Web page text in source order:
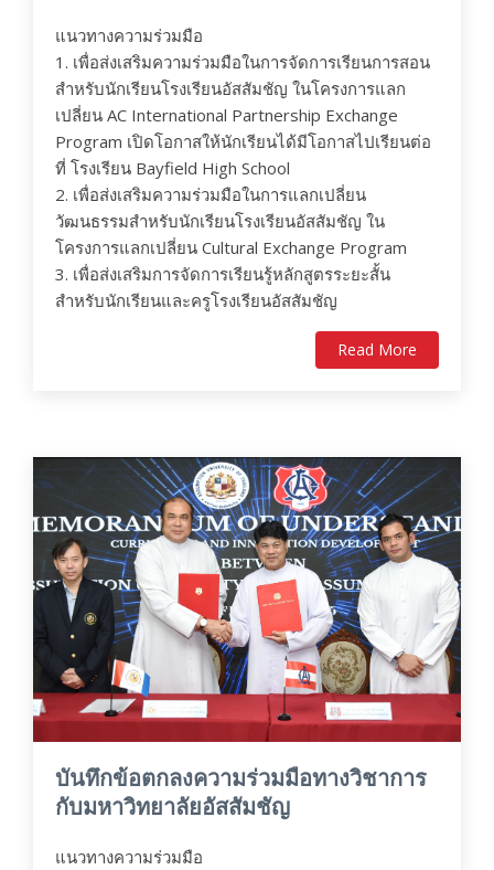
แนวทางความร่วมมือ
1. เพื่อส่งเสริมความร่วมมือในการจัดการเรียนการสอน
สำหรับนักเรียนโรงเรียนอัสสัมชัญ ในโครงการแลก
เปลี่ยน AC International Partnership Exchange
Program เปิดโอกาสให้นักเรียนได้มีโอกาสไปเรียนต่อ
ที่ โรงเรียน Bayfield High School
2. เพื่อส่งเสริมความร่วมมือในการแลกเปลี่ยน
วัฒนธรรมสำหรับนักเรียนโรงเรียนอัสสัมชัญ ใน
โครงการแลกเปลี่ยน Cultural Exchange Program
3. เพื่อส่งเสริมการจัดการเรียนรู้หลักสูตรระยะสั้น
สำหรับนักเรียนและครูโรงเรียนอัสสัมชัญ
Read More
บันทึกข้อตกลงความร่วมมือทางวิชาการ
กับมหาวิทยาลัยอัสสัมชัญ
แนวทางความร่วมมือ